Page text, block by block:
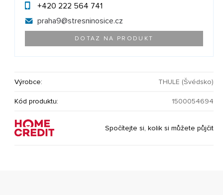
+420 222 564 741
praha9@stresninosice.cz
DOTAZ NA PRODUKT
Výrobce: THULE (Švédsko)
Kód produktu: 1500054694
Spočítejte si, kolik si můžete půjčit